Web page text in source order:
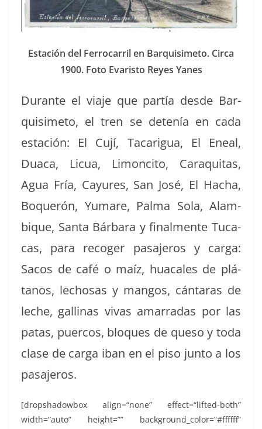
Estación del Fer­ro­car­ril en Bar­quisime­to. Cir­ca
1900. Foto Evaris­to Reyes Yanes
Durante el via­je que partía des­de Bar­
quisime­to, el tren se detenía en cada
estación: El Cují, Tacarigua, El Eneal,
Dua­ca, Licua, Limonci­to, Caraquitas,
Agua Fría, Cayures, San José, El Hacha,
Boquerón, Yumare, Pal­ma Sola, Alam­
bique, San­ta Bár­bara y final­mente Tuca­
cas, para recoger pasajeros y car­ga:
Sacos de café o maíz, hua­cales de plá­
tanos, lechosas y man­gos, cán­taras de
leche, gal­li­nas vivas amar­radas por las
patas, puer­cos, blo­ques de que­so y toda
clase de car­ga iban en el piso jun­to a los
pasajeros.
[drop­shad­ow­box align=“none” effect=“lifted-both”
width=“auto” height=”” background_color=”#ffffff”